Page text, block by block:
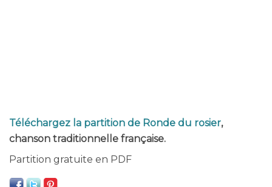
Téléchargez la partition de Ronde du rosier,
chanson traditionnelle française.
Partition gratuite en PDF